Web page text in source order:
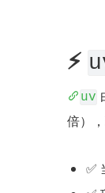
⚡
uv
倍）
✅